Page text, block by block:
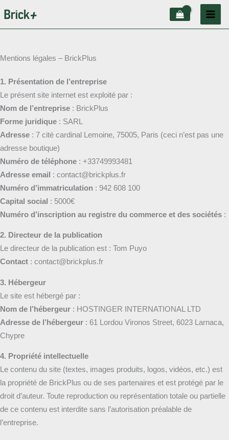
au
Mentions légales – BrickPlus
1. Présentation de l’entreprise
Le présent site internet est exploité par :
Nom de l’entreprise : BrickPlus
Forme juridique : SARL
Adresse : 7 cité cardinal Lemoine, 75005, Paris (ceci n’est pas une
adresse boutique)
Numéro de téléphone : +33749993481
Adresse email : contact@brickplus.fr
Numéro d’immatriculation : 942 608 100
Capital social : 5000€
Numéro d’inscription au registre du commerce et des sociétés :
2. Directeur de la publication
Le directeur de la publication est : Tom Puyo
Contact : contact@brickplus.fr
3. Hébergeur
Le site est hébergé par :
Nom de l’hébergeur : HOSTINGER INTERNATIONAL LTD
Adresse de l’hébergeur : 61 Lordou Vironos Street, 6023 Larnaca,
Chypre
4. Propriété intellectuelle
Le contenu du site (textes, images produits, logos, vidéos, etc.) est
la propriété de BrickPlus ou de ses partenaires et est protégé par le
droit d’auteur. Toute reproduction ou représentation totale ou partielle
de ce contenu est interdite sans l’autorisation préalable de
l’entreprise.